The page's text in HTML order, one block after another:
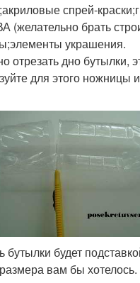
спрей-
(желательно брать
украшения.
отрезать дно бутылки,
для этого ножницы
бутылки будет
вам бы хотелось.